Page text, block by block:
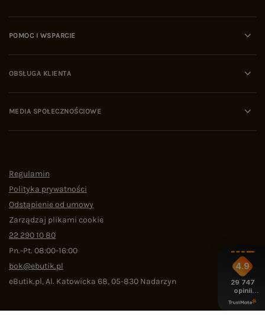
POMOC I WSPARCIE
OBSŁUGA KLIENTA
MEDIA SPOŁECZNOŚCIOWE
Regulamin
Polityka prywatności
Odstąpienie od umowy
Zarządzaj plikami cookie
22 290 10 80
Pn.-Pt. 08:00-16:00
bok@ebutik.pl
eButik.pl,Al. Katowicka 68,05-830 Nadarzyn
4.9
29 747
opinii
z całego